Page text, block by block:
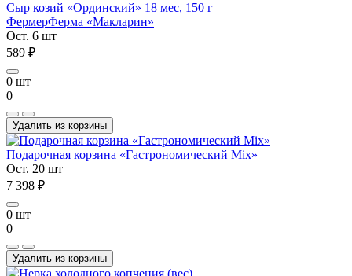
Сыр козий «Ординский» 18 мес, 150 г
ФермерФерма «Макларин»
Ост. 6 шт
589 ₽
0 шт
0
Удалить из корзины
Подарочная корзина «Гастрономический Mix»
Ост. 20 шт
7 398 ₽
0 шт
0
Удалить из корзины